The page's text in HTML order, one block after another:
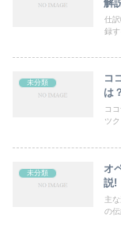
解
仕
録
未分類
コ
は
コ
ツ
未分類
オ
説!
主
の